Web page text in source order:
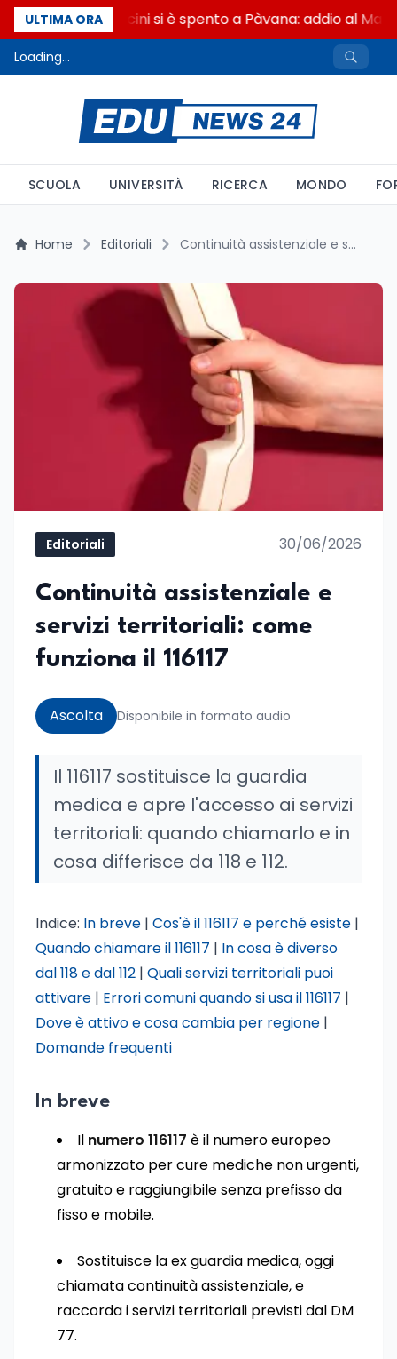
ULTIMA ORA
Francesco Guccini si è spento a Pàvana: addio al
Loading...
SCUOLA UNIVERSITÀ RICERCA MONDO
Home Editoriali Continuità assistenziale e servizi territoriali: come funziona il 116117
Editoriali 30/06/2026
Continuità assistenziale e
servizi territoriali: come
funziona il 116117
Ascolta Disponibile in formato audio
Il 116117 sostituisce la guardia
medica e apre l'accesso ai servizi
territoriali: quando chiamarlo e in
cosa differisce da 118 e 112.
Indice: In breve | Cos'è il 116117 e perché esiste |
Quando chiamare il 116117 | In cosa è diverso
dal 118 e dal 112 | Quali servizi territoriali puoi
attivare | Errori comuni quando si usa il 116117 |
Dove è attivo e cosa cambia per regione |
Domande frequenti
In breve
Il numero 116117 è il numero europeo
armonizzato per cure mediche non urgenti,
gratuito e raggiungibile senza prefisso da
fisso e mobile.
Sostituisce la ex guardia medica, oggi
chiamata continuità assistenziale, e
raccorda i servizi territoriali previsti dal DM
77.